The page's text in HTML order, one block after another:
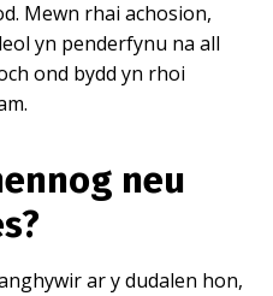
Mewn rhai achosion,
yn penderfynu na all
ond bydd yn rhoi
neu
ar y dudalen hon,